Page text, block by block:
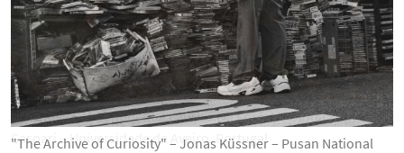
"The Relict of Continental Laurissilva Forest" – Anna Sophia
Caspari – Universidade de Aveiro, Portugal